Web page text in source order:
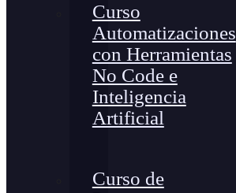
Curso
Automatizaciones
con Herramientas
No Code e
Inteligencia
Artificial
Curso de